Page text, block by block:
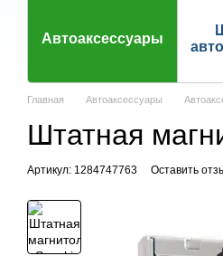
Автоаксессуары
Главная Автоаксессуары
Штатная
Артикул: 1284747763 Оставить